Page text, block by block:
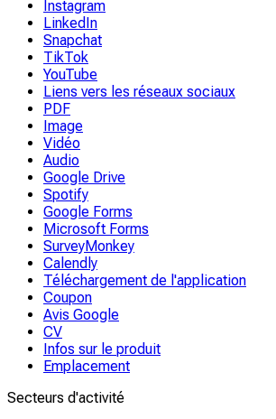
Instagram
LinkedIn
Snapchat
TikTok
YouTube
Liens vers les réseaux sociaux
PDF
Image
Vidéo
Audio
Google Drive
Spotify
Google Forms
Microsoft Forms
SurveyMonkey
Calendly
Téléchargement de l'application
Coupon
Avis Google
CV
Infos sur le produit
Emplacement
Secteurs d'activité